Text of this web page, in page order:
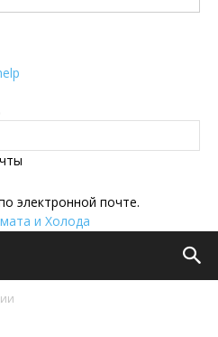
электронной почте.
и Холода